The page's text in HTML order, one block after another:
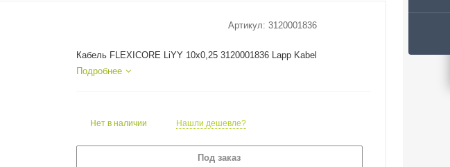
Артикул: 3120001836
Кабель FLEXICORE LiYY 10x0,25 3120001836 Lapp Kabel
Подробнее
Нет в наличии Нашли дешевле?
Под заказ